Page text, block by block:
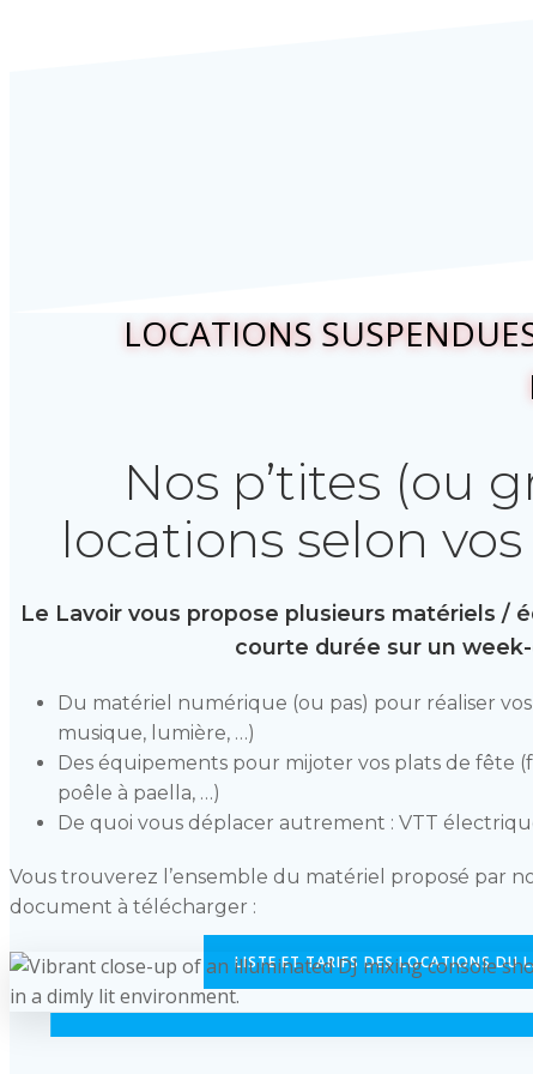
LOCATIONS
Nos p’tites (ou
locations selon
Le Lavoir vous propose plusieurs matériels /
courte durée sur un
Du matériel numérique (ou pas) pour réaliser vos
musique, lumière, …)
Des équipements pour mijoter vos plats de fête
poêle à paella, …)
De quoi vous déplacer autrement : VTT
Vous trouverez l’ensemble du matériel proposé par
document à télécharger :
LISTE ET TARIFS DES LOCATIONS DU